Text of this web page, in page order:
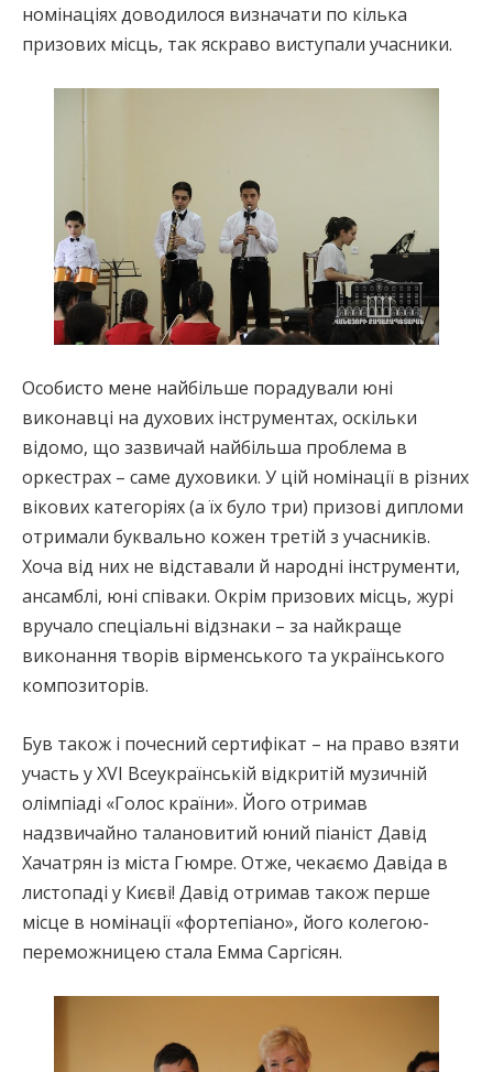
номінаціях доводилося визначати по кілька
призових місць, так яскраво виступали учасники.
Особисто мене найбільше порадували юні
виконавці на духових інструментах, оскільки
відомо, що зазвичай найбільша проблема в
оркестрах – саме духовики. У цій номінації в різних
вікових категоріях (а їх було три) призові дипломи
отримали буквально кожен третій з учасників.
Хоча від них не відставали й народні інструменти,
ансамблі, юні співаки. Окрім призових місць, журі
вручало спеціальні відзнаки – за найкраще
виконання творів вірменського та українського
композиторів.
Був також і почесний сертифікат – на право взяти
участь у ХVІ Всеукраїнській відкритій музичній
олімпіаді «Голос країни». Його отримав
надзвичайно талановитий юний піаніст Давід
Хачатрян із міста Гюмре. Отже, чекаємо Давіда в
листопаді у Києві! Давід отримав також перше
місце в номінації «фортепіано», його колегою-
переможницею стала Емма Саргісян.